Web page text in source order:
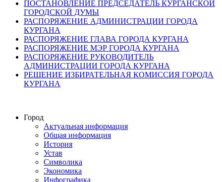
ПОСТАНОВЛЕНИЕ ПРЕДСЕДАТЕЛЬ КУРГАНСКОЙ
ГОРОДСКОЙ ДУМЫ
РАСПОРЯЖЕНИЕ АДМИНИСТРАЦИИ ГОРОДА
КУРГАНА
РАСПОРЯЖЕНИЕ ГЛАВА ГОРОДА КУРГАНА
РАСПОРЯЖЕНИЕ МЭР ГОРОДА КУРГАНА
РАСПОРЯЖЕНИЕ РУКОВОДИТЕЛЬ
АДМИНИСТРАЦИИ ГОРОДА КУРГАНА
РЕШЕНИЕ ИЗБИРАТЕЛЬНАЯ КОМИССИЯ ГОРОДА
КУРГАНА
Город
Актуальная информация
Общая информация
История
Устав
Символика
Экономика
Инфографика